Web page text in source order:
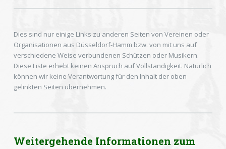
Dies sind nur einige Links zu anderen Seiten von Vereinen oder
Organisationen aus Düsseldorf-Hamm bzw. von mit uns auf
verschiedene Weise verbundenen Schützen oder Musikern.
Diese Liste erhebt keinen Anspruch auf Vollständigkeit. Natürlich
können wir keine Verantwortung für den Inhalt der oben
gelinkten Seiten übernehmen.
Weitergehende Informationen zum